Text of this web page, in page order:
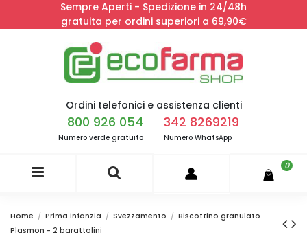
Sempre Aperti - Spedizione in 24/48h
gratuita per ordini superiori a 69,90€
Ordini telefonici e assistenza clienti
800 926 054
Numero verde gratuito
342 8269219
Numero WhatsApp
0
Home Prima infanzia Svezzamento
Biscottino granulato
Plasmon - 2 barattolini